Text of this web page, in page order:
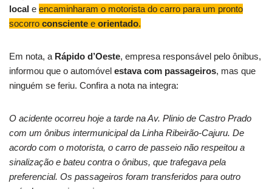
local e encaminharam o motorista do carro para um pronto
socorro consciente e orientado.
Em nota, a Rápido d’Oeste, empresa responsável pelo ônibus,
informou que o automóvel estava com passageiros, mas que
ninguém se feriu. Confira a nota na integra:
O acidente ocorreu hoje a tarde na Av. Plinio de Castro Prado
com um ônibus intermunicipal da Linha Ribeirão-Cajuru. De
acordo com o motorista, o carro de passeio não respeitou a
sinalização e bateu contra o ônibus, que trafegava pela
preferencial. Os passageiros foram transferidos para outro